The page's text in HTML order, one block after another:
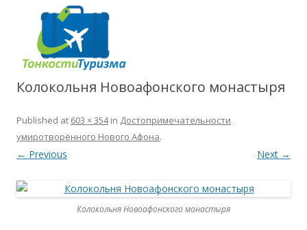
Колокольня Новоафонского монастыря
Published at 603 × 354in Достопримечательности
умиротворённого Нового Афона.
← Previous Next →
Колокольня Новоафонского монастыря